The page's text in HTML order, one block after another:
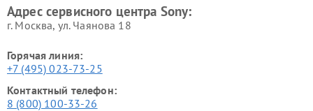
Адрес сервисного центра Sony:
г. Москва, ул. Чаянова 18
Горячая линия:
+7 (495) 023-73-25
Контактный телефон:
8 (800) 100-33-26